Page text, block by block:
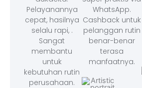
Pelayanannya
cepat, hasilnya
selalu rapi, .
Sangat
membantu
untuk
kebutuhan rutin
perusahaan.
WhatsApp.
Cashback untuk
pelanggan rutin
benar-benar
terasa
manfaatnya.